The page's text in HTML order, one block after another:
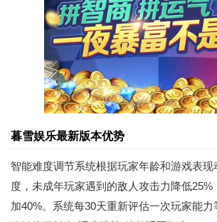
暮雪娱乐最新版本优势
智能难度调节系统根据玩家年龄和游戏表现
度，未成年玩家遇到的敌人攻击力降低
加40%。系统每30天重新评估一次玩家能